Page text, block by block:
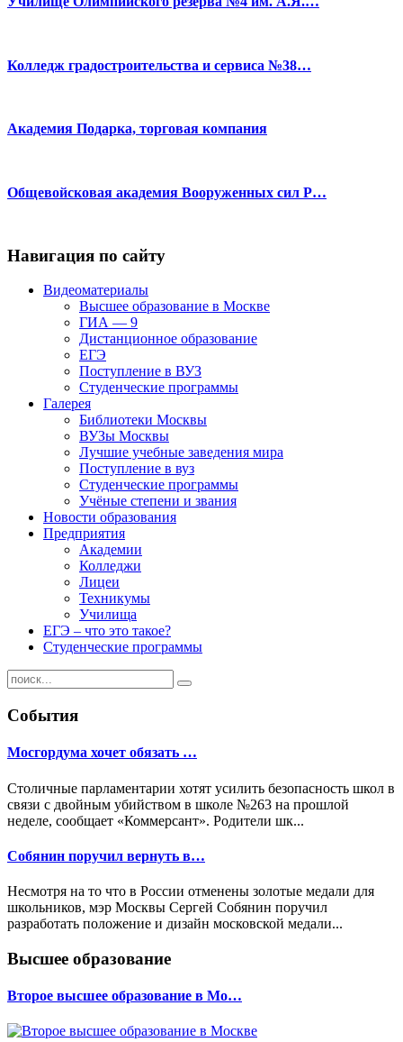
Колледж градостроительства и сервиса №38…
Академия Подарка, торговая компания
Общевойсковая академия Вооруженных сил Р…
Навигация по сайту
Видеоматериалы
Высшее образование в Москве
ГИА — 9
Дистанционное образование
ЕГЭ
Поступление в ВУЗ
Студенческие программы
Галерея
Библиотеки Москвы
ВУЗы Москвы
Лучшие учебные заведения мира
Поступление в вуз
Студенческие программы
Учёные степени и звания
Новости образования
Предприятия
Академии
Колледжи
Лицеи
Техникумы
Училища
ЕГЭ – что это такое?
Студенческие программы
События
Мосгордума хочет обязать …
Столичные парламентарии хотят усилить безопасность школ в
связи с двойным убийством в школе №263 на прошлой
неделе, сообщает «Коммерсант». Родители шк...
Собянин поручил вернуть в…
Несмотря на то что в России отменены золотые медали для
школьников, мэр Москвы Сергей Собянин поручил
разработать положение и дизайн московской медали...
Высшее образование
Второе высшее образование в Мо…